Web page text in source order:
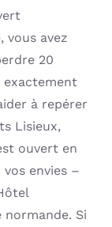
vous avez
20
exactement
à repérer
Lisieux,
ouvert en
envies –
Si